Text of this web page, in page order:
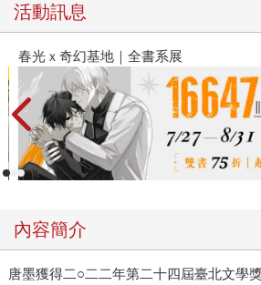
活動訊息
春光ｘ奇幻基地｜全書系展
內容簡介
唐墨獲得二○二二年第二十四屆臺北文學